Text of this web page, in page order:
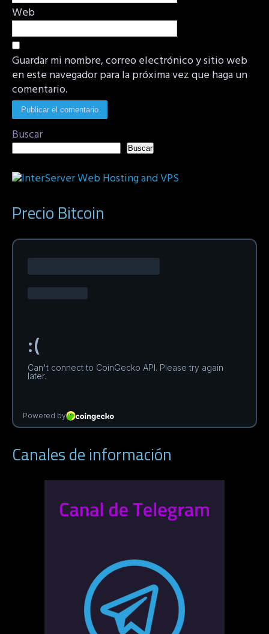
Web
Guardar mi nombre, correo electrónico y sitio web
en este navegador para la próxima vez que haga un
comentario.
Buscar
Buscar
Precio Bitcoin
Canales de información